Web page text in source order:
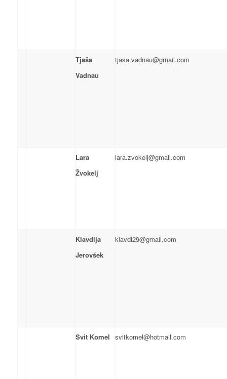
Tjaša
Vadnau
tjasa.vadnau@gmail.com
Lara
Žvokelj
lara.zvokelj@gmail.com
Klavdija
Jerovšek
klavdi29@gmail.com
Svit Komel svitkomel@hotmail.com